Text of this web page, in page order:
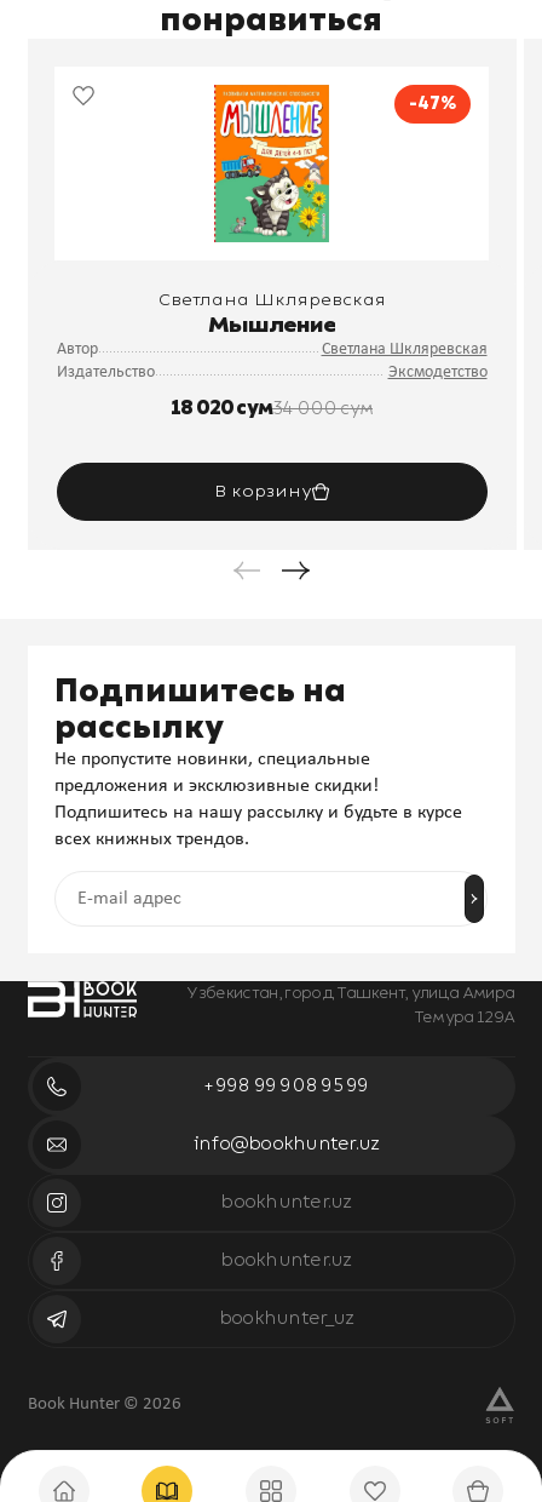
понравиться
-47%
Светлана Шкляревская
Мышление
Автор
Светлана Шкляревская
Издательство
Эксмодетство
18 020 сум34 000 сум
В корзину
Узбекистан, город Ташкент, улица Амира
Темура 129А
+998 99 908 95 99
info@bookhunter.uz
bookhunter.uz
bookhunter.uz
bookhunter_uz
Подпишитесь на
рассылку
Не пропустите новинки, специальные
предложения и эксклюзивные скидки!
Подпишитесь на нашу рассылку и будьте в курсе
всех книжных трендов.
Book Hunter © 2026